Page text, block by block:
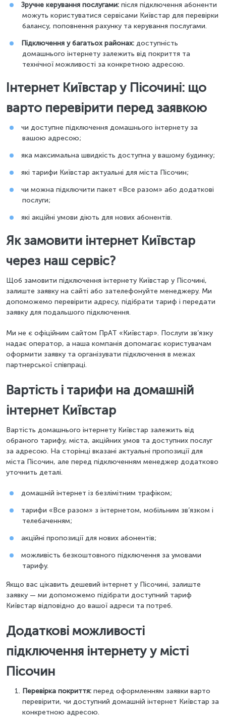
Зручне керування послугами: після підключення абоненти
можуть користуватися сервісами Київстар для перевірки
балансу, поповнення рахунку та керування послугами.
Підключення у багатьох районах: доступність
домашнього інтернету залежить від покриття та
технічної можливості за конкретною адресою.
Інтернет Київстар у Пісочині: що
варто перевірити перед заявкою
чи доступне підключення домашнього інтернету за
вашою адресою;
яка максимальна швидкість доступна у вашому будинку;
які тарифи Київстар актуальні для міста Пісочин;
чи можна підключити пакет «Все разом» або додаткові
послуги;
які акційні умови діють для нових абонентів.
Як замовити інтернет Київстар
через наш сервіс?
Щоб замовити підключення інтернету Київстар у Пісочині,
залиште заявку на сайті або зателефонуйте менеджеру. Ми
допоможемо перевірити адресу, підібрати тариф і передати
заявку для подальшого підключення.
Ми не є офіційним сайтом ПрАТ «Київстар». Послуги зв’язку
надає оператор, а наша компанія допомагає користувачам
оформити заявку та організувати підключення в межах
партнерської співпраці.
Вартість і тарифи на домашній
інтернет Київстар
Вартість домашнього інтернету Київстар залежить від
обраного тарифу, міста, акційних умов та доступних послуг
за адресою. На сторінці вказані актуальні пропозиції для
міста Пісочин, але перед підключенням менеджер додатково
уточнить деталі.
домашній інтернет із безлімітним трафіком;
тарифи «Все разом» з інтернетом, мобільним зв’язком і
телебаченням;
акційні пропозиції для нових абонентів;
можливість безкоштовного підключення за умовами
тарифу.
Якщо вас цікавить дешевий інтернет у Пісочині, залиште
заявку — ми допоможемо підібрати доступний тариф
Київстар відповідно до вашої адреси та потреб.
Додаткові можливості
підключення інтернету у місті
Пісочин
Перевірка покриття: перед оформленням заявки варто
перевірити, чи доступний домашній інтернет Київстар за
конкретною адресою.